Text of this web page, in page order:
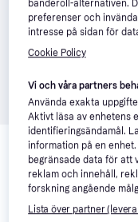
Relaterade
Vi har plockat fram ett
intressera dig. Visa alla
banderoll-alternativen.
preferenser och
intresse på sidan för
Cookie Policy
Vi och våra partners
Använda exakta
Aktivt läsa av enhetens
identifieringsändamål.
information på en
begränsade data för att
reklam och innehåll,
forskning angående
Lista över partner